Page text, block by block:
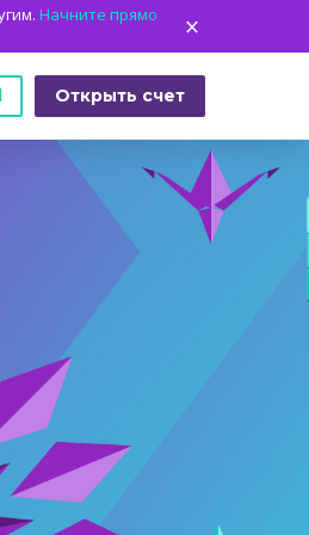
Начните прямо
MetaTrader
MT4
MT5
cTrader
документы
с нами
Открыть счет